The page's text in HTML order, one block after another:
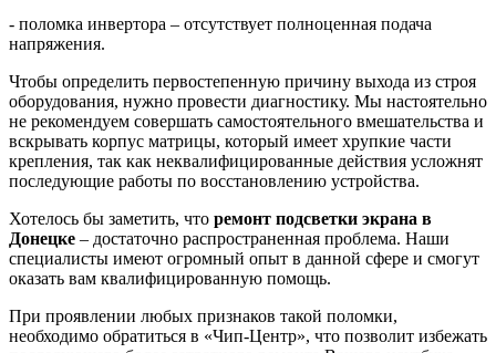
- поломка инвертора – отсутствует полноценная подача
напряжения.
Чтобы определить первостепенную причину выхода из строя
оборудования, нужно провести диагностику. Мы настоятельно
не рекомендуем совершать самостоятельного вмешательства и
вскрывать корпус матрицы, который имеет хрупкие части
крепления, так как неквалифицированные действия усложнят
последующие работы по восстановлению устройства.
Хотелось бы заметить, что ремонт подсветки экрана в
Донецке – достаточно распространенная проблема. Наши
специалисты имеют огромный опыт в данной сфере и смогут
оказать вам квалифицированную помощь.
При проявлении любых признаков такой поломки,
необходимо обратиться в «Чип-Центр», что позволит избежать